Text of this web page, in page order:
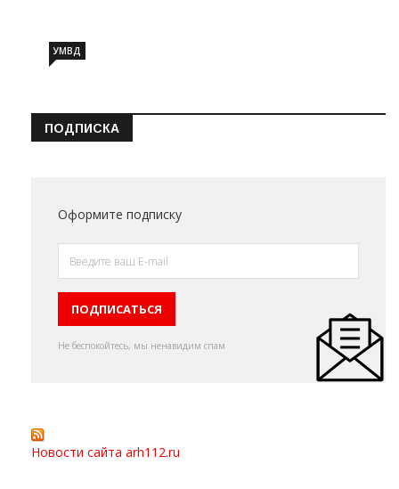
УМВД
ПОДПИСКА
Оформите подписку
Не беспокойтесь, мы ненавидим спам
Новости сайта arh112.ru